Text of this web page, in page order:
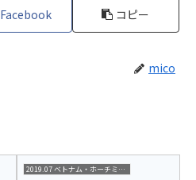
Facebook コピー
mico
2019.07 ベトナム・ホーチミン/ニャチャン